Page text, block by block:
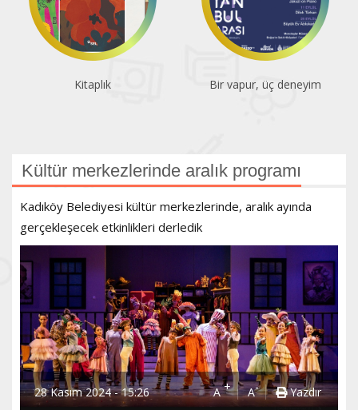
Kitaplık Bir vapur, üç deneyim
Kültür merkezlerinde aralık programı
Kadıköy Belediyesi kültür merkezlerinde, aralık ayında
gerçekleşecek etkinlikleri derledik
28 Kasım 2024 - 15:26 A+ A- Yazdır